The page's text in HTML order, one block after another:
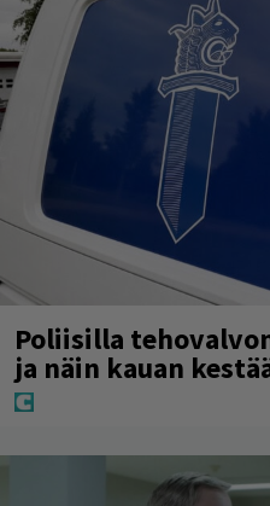
Poliisilla
ja näin kauan